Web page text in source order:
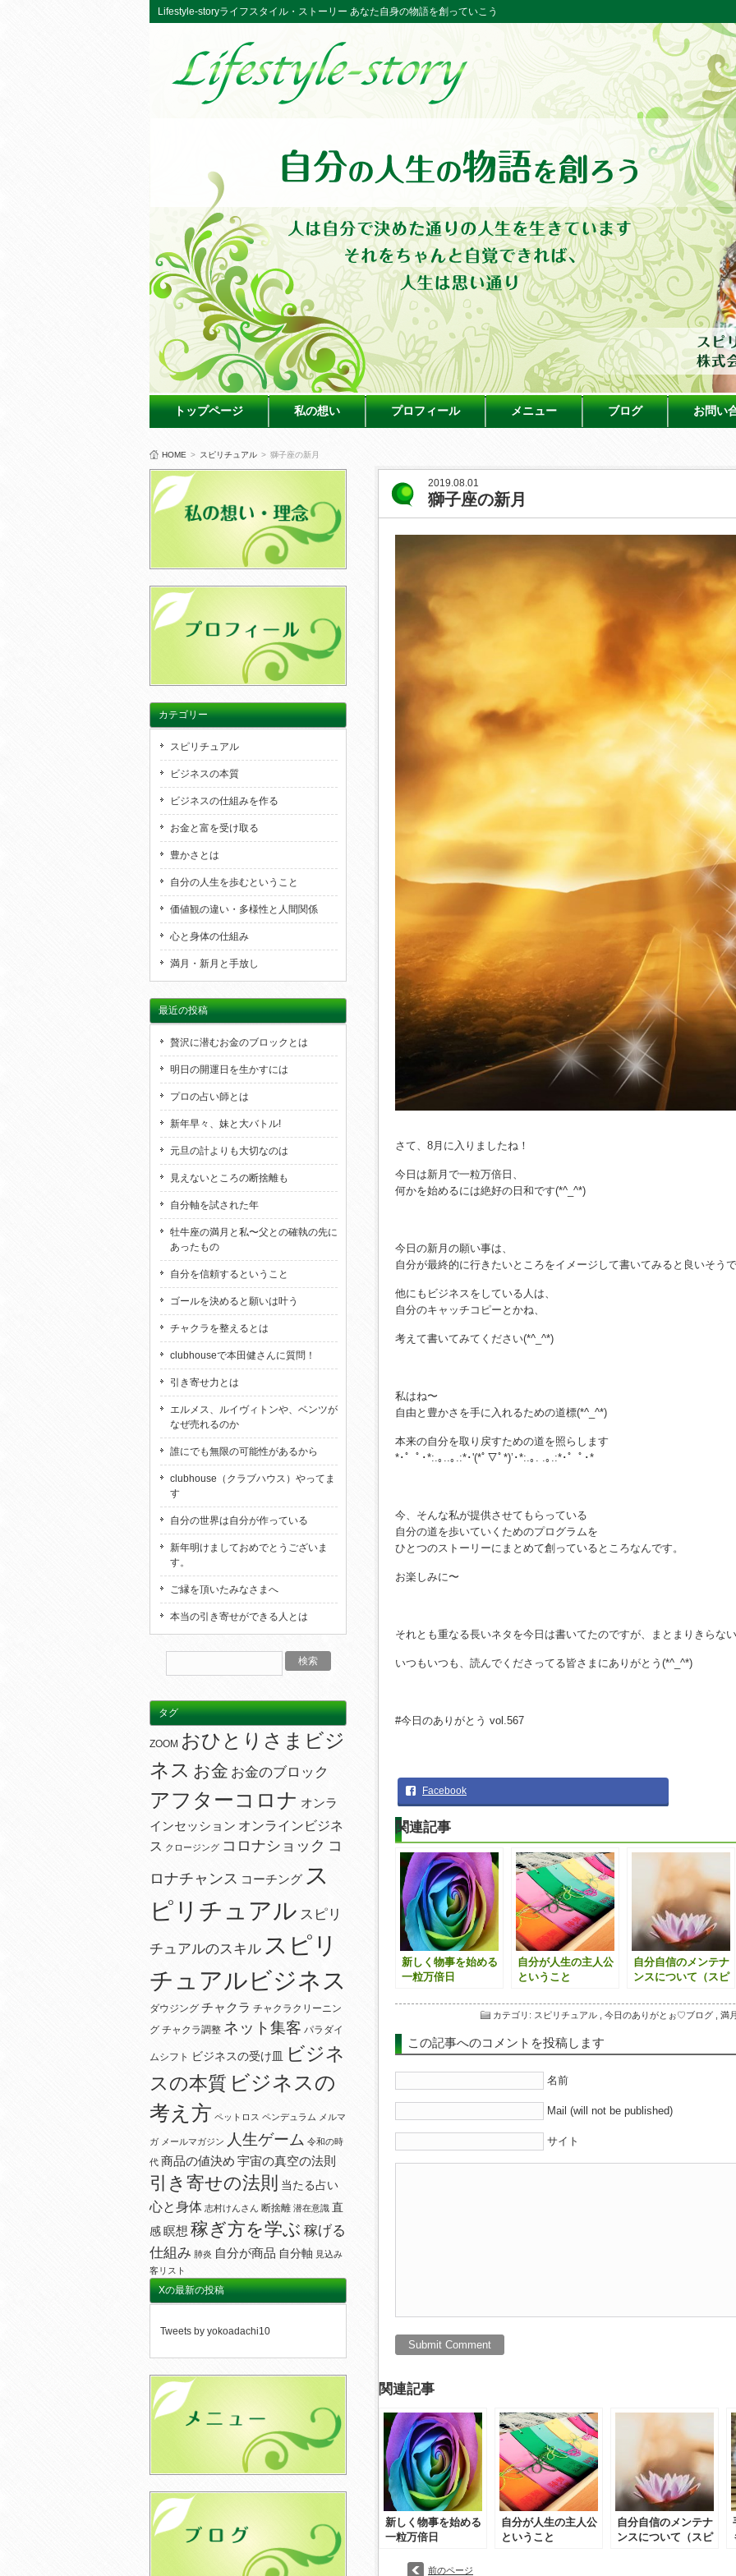
Lifestyle-storyライフスタイル・ストーリー あなた自身の物語を創っていこう
トップページ 私の想い プロフィール メニュー ブログ お問い
HOME > スピリチュアル > 獅子座の新月
2019.08.01
獅子座の新月
さて、8月に入りましたね！
今日は新月で一粒万倍日、
何かを始めるには絶好の日和です(*^_^*)
今日の新月の願い事は、
自分が最終的に行きたいところをイメージして書いてみると良いそう
他にもビジネスをしている人は、
自分のキャッチコピーとかね、
考えて書いてみてください(*^_^*)
私はね〜
自由と豊かさを手に入れるための道標(*^_^*)
本来の自分を取り戻すための道を照らします
*･゜ﾟ･*:.｡..｡.:*･'(*ﾟ▽ﾟ*)’･*:.｡. .｡.:*･゜ﾟ･*
今、そんな私が提供させてもらっている
自分の道を歩いていくためのプログラムを
ひとつのストーリーにまとめて創っているところなんです。
お楽しみに〜
それとも重なる長いネタを今日は書いてたのですが、まとまりきらな
いつもいつも、読んでくださってる皆さまにありがとう(*^_^*)
#今日のありがとう vol.567
Facebook
関連記事
新しく物事を始める
一粒万倍日
自分が人生の主人公
ということ
自分自信のメンテナ
ンスについて（スピ
カテゴリ : スピリチュアル , 今日のありがとぉ♡ブログ , 満
この記事へのコメントを投稿します
名前
Mail (will not be published)
サイト
関連記事
新しく物事を始める
一粒万倍日
自分が人生の主人公
ということ
自分自信のメンテナ
ンスについて（スピ
前のページ
カテゴリー
スピリチュアル
ビジネスの本質
ビジネスの仕組みを作る
お金と富を受け取る
豊かさとは
自分の人生を歩むということ
価値観の違い・多様性と人間関係
心と身体の仕組み
満月・新月と手放し
最近の投稿
贅沢に潜むお金のブロックとは
明日の開運日を生かすには
プロの占い師とは
新年早々、妹と大バトル!
元旦の計よりも大切なのは
見えないところの断捨離も
自分軸を試された年
牡牛座の満月と私〜父との確執の先に
あったもの
自分を信頼するということ
ゴールを決めると願いは叶う
チャクラを整えるとは
clubhouseで本田健さんに質問！
引き寄せ力とは
エルメス、ルイヴィトンや、ベンツが
なぜ売れるのか
誰にでも無限の可能性があるから
clubhouse（クラブハウス）やってま
す
自分の世界は自分が作っている
新年明けましておめでとうございま
す。
ご縁を頂いたみなさまへ
本当の引き寄せができる人とは
タグ
ZOOM おひとりさまビジ
ネス お金 お金のブロック
アフターコロナ オンラ
インセッション オンラインビジネ
ス クロージング コロナショック コ
ロナチャンス コーチング ス
ピリチュアル スピリ
チュアルのスキル スピリ
チュアルビジネス
ダウジング チャクラ チャクラクリーニン
グ チャクラ調整 ネット集客 パラダイ
ムシフト ビジネスの受け皿
ビジネ
スの本質 ビジネスの
考え方 ペットロス ペンデュラム メルマ
ガ メールマガジン 人生ゲーム 令和の時
代 商品の値決め 宇宙の真空の法則
引き寄せの法則 当たる占い
心と身体 志村けんさん 断捨離 潜在意識 直
感 瞑想 稼ぎ方を学ぶ 稼げる
仕組み 肺炎 自分が商品 自分軸 見込み
客リスト
Xの最新の投稿
Tweets by yokoadachi10